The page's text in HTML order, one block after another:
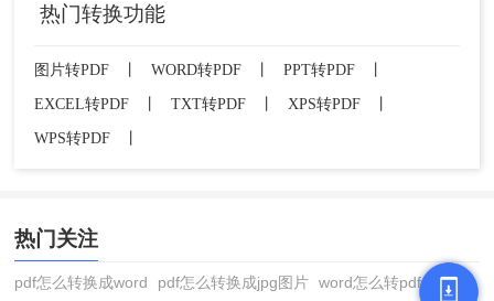
热门转换功能
图片转PDF WORD转PDF PPT转PDF
EXCEL转PDF
TXT转PDF XPS转PDF
WPS转PDF
热门关注
pdf怎么转换成word pdf怎么转换成jpg图片 word怎么转pdf